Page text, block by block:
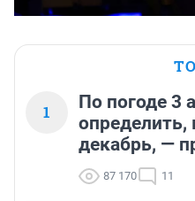
1
По погоде 3
определить,
декабрь, —
87 170 11